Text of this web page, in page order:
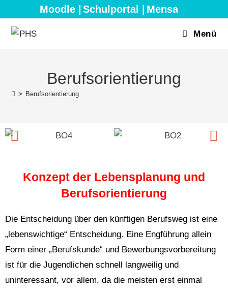
Moodle | Schulportal | Mensa
Menü
Berufsorientierung
> Berufsorientierung
Konzept der Lebensplanung und
Berufsorientierung
Die Entscheidung über den künftigen Berufsweg ist eine
„lebenswichtige“ Entscheidung. Eine Engführung allein
Form einer „Berufskunde“ und Bewerbungsvorbereitung
ist für die Jugendlichen schnell langweilig und
uninteressant, vor allem, da die meisten erst einmal